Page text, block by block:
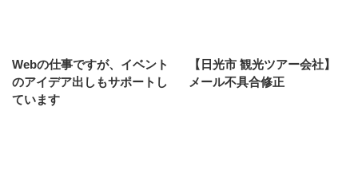
Webの仕事ですが、イベント
のアイデア出しもサポートし
ています
【日光市 観光ツアー会社】
メール不具合修正